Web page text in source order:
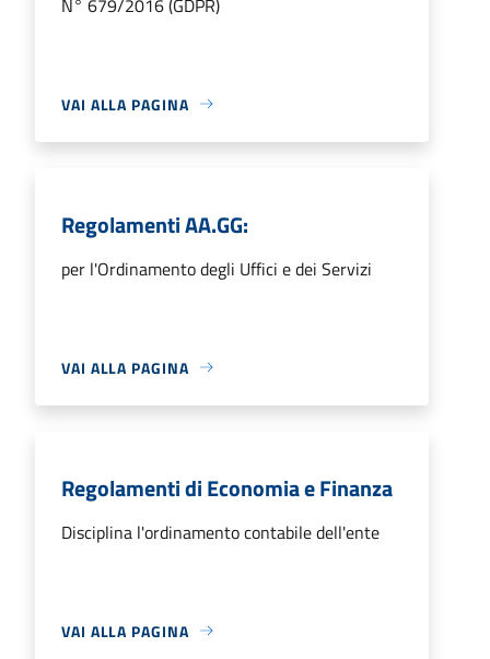
VAI ALLA PAGINA
Regolamenti AA.GG:
per l'Ordinamento degli Uffici e dei Servizi
VAI ALLA PAGINA
Regolamenti di Economia e Finanza
Disciplina l'ordinamento contabile dell'ente
VAI ALLA PAGINA